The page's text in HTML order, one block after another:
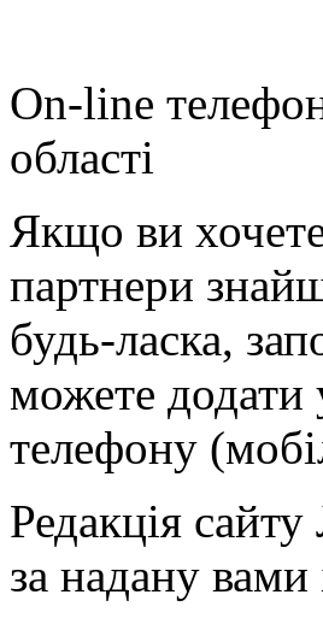
On-line
області
Якщо ви
партнери
будь-ласка,
можете додати
телефону
Редакція
за надану